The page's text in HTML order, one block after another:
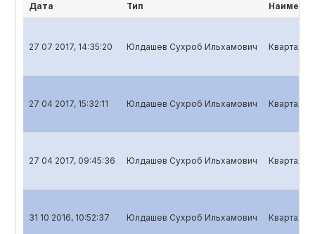
Дата Тип
27 07 2017, 14:35:20 Юлдашев Сухроб Ильхамович
27 04 2017, 15:32:11 Юлдашев Сухроб Ильхамович
27 04 2017, 09:45:36 Юлдашев Сухроб Ильхамович
31 10 2016, 10:52:37 Юлдашев Сухроб Ильхамович